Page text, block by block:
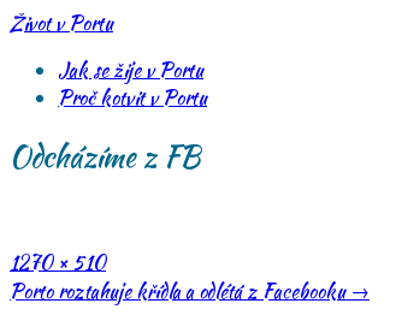
Skip
content
Život v Portu
Jak se žije v Portu
Proč kotvit v Portu
Odcházíme z FB
Full
size
1270 × 510
Post
Porto roztahuje křídla a odlétá z Facebooku →